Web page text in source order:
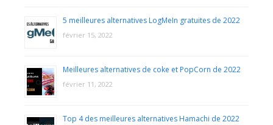
5 meilleures alternatives LogMeIn gratuites de 2022
février 15, 2022
Meilleures alternatives de coke et PopCorn de 2022
février 11, 2022
Top 4 des meilleures alternatives Hamachi de 2022